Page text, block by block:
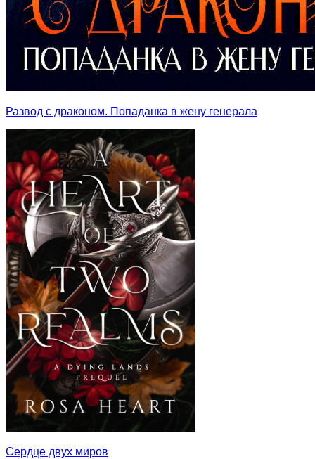
Развод с драконом. Попаданка в жену генерала
Сердце двух миров